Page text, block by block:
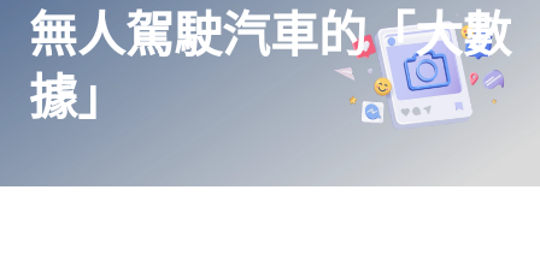
無人駕駛汽車的「大數
據」